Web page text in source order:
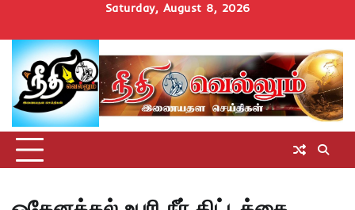
content
Saturday, August 8, 2026
Homeசெய்திகள்
தமிழ்நாடுமாவட்டச்செய்திகள்
அரசியல்ஆன்மிகம்
சட்டம்
அறிவோம்
சினிமாUncategorized